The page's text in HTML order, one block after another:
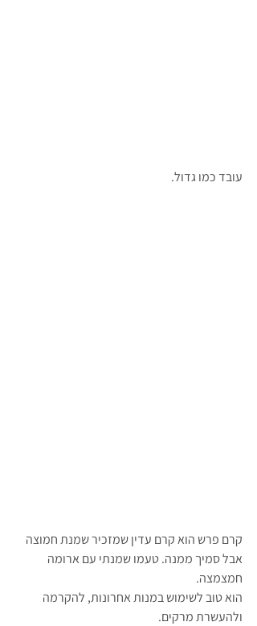
עובד כמו גדול.
קרם פרש הוא קרם עדין שמזכיר שמנת חמוצה
אבל סמיך ממנה. טעמו שמנתי עם ארומה
חמצמצה.
הוא טוב לשימוש במנות אחרונות, להקרמה
ולהעשרת מרקים.